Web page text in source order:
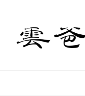
primary
navigation
content
primary
sidebar